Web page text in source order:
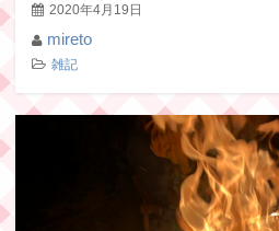
2020年4月19日
mireto
雑記